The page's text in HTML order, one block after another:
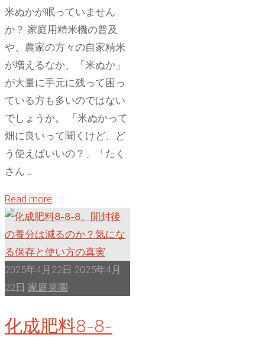
が
ア
ッ
プ
す
る
月
の
管
理
ポ
イ
ン
ト"
米ぬかが眠っていません
か？ 家庭用精米機の普及
や、農家の方々の自家精米
が増えるなか、「米ぬか」
が大量に手元に残って困っ
ている方も多いのではない
でしょうか。 「米ぬかって
畑に良いって聞くけど、ど
う使えばいいの？」「たく
さん …
Read more
ぬ
か
大
量
活
術！
2025年4月22日 2025年4月
22日 家庭菜園
化成肥料8-8-